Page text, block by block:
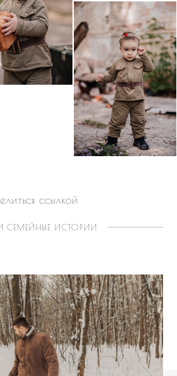
ссылкой
СЕМЕЙНЫЕ ИСТОРИИ